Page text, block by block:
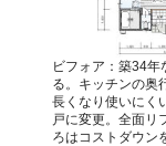
ビフォア：築34
る。キッチンの奥
長くなり使いにく
戸に変更。全面リ
ろはコストダウン